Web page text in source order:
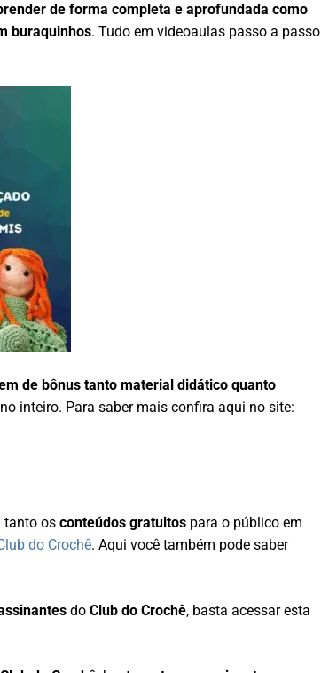
de forma completa e aprofundada como
buraquinhos. Tudo em videoaulas passo a passo
de bônus tanto material didático quanto
inteiro. Para saber mais confira aqui no site:
tanto osconteúdos gratuitos para o público em
do Crochê. Aqui você também pode saber
doClub do Crochê, basta acessar esta